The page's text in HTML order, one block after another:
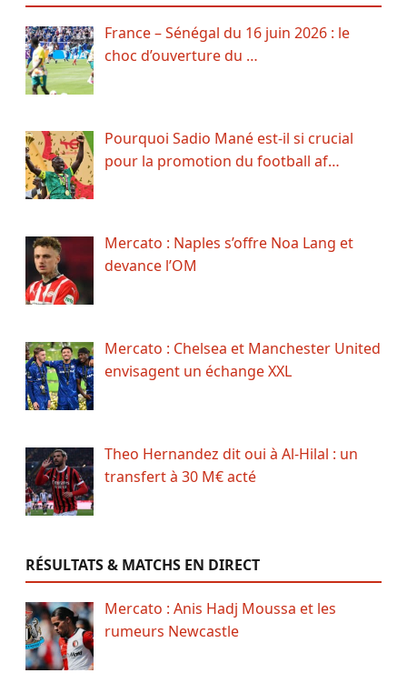
France – Sénégal du 16 juin 2026 : le
choc d’ouverture du …
Pourquoi Sadio Mané est-il si crucial
pour la promotion du football af…
Mercato : Naples s’offre Noa Lang et
devance l’OM
Mercato : Chelsea et Manchester United
envisagent un échange XXL
Theo Hernandez dit oui à Al-Hilal : un
transfert à 30 M€ acté
RÉSULTATS & MATCHS EN DIRECT
Mercato : Anis Hadj Moussa et les
rumeurs Newcastle